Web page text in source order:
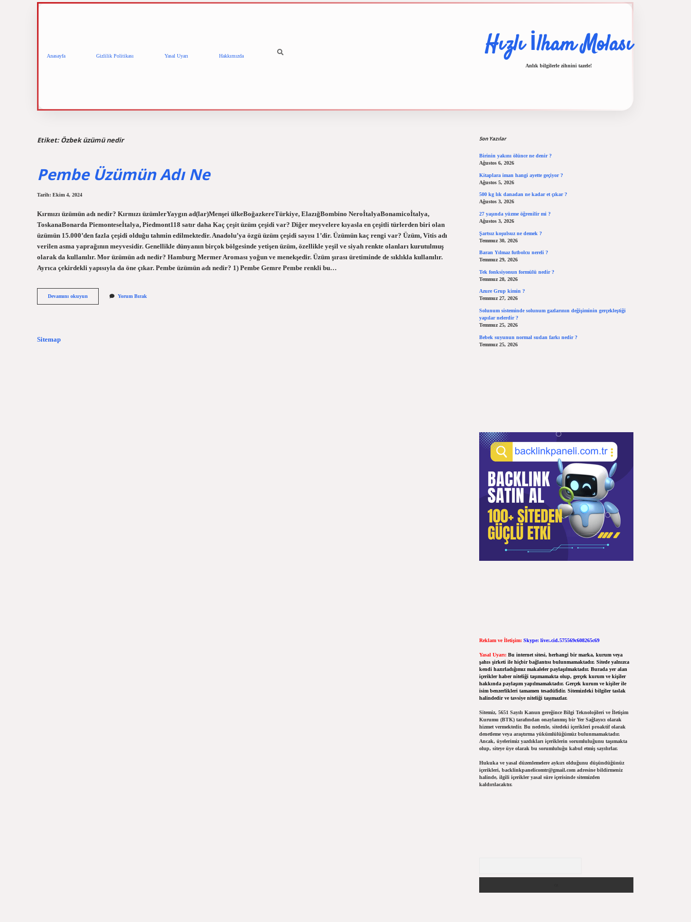
Anasayfa Gizlilik Politikası Yasal Uyarı Hakkımızda Hızlı İlham Molası
Anlık bilgilerle zihnini tazele!
Etiket:Özbek üzümü nedir
Pembe Üzümün Adı Ne
Tarih: Ekim 4, 2024
Kırmızı üzümün adı nedir? Kırmızı üzümlerYaygın ad(lar)Menşei ülkeBoğazkereTürkiye, ElazığBombino NeroİtalyaBonamicoİtalya,
ToskanaBonarda Piemonteseİtalya, Piedmont118 satır daha Kaç çeşit üzüm çeşidi var? Diğer meyvelere kıyasla en çeşitli türlerden biri olan
üzümün 15.000’den fazla çeşidi olduğu tahmin edilmektedir. Anadolu’ya özgü üzüm çeşidi sayısı 1’dir. Üzümün kaç rengi var? Üzüm, Vitis adı
verilen asma yaprağının meyvesidir. Genellikle dünyanın birçok bölgesinde yetişen üzüm, özellikle yeşil ve siyah renkte olanları kurutulmuş
olarak da kullanılır. Mor üzümün adı nedir? Hamburg Mermer Aroması yoğun ve menekşedir. Üzüm şırası üretiminde de sıklıkla kullanılır.
Ayrıca çekirdekli yapısıyla da öne çıkar. Pembe üzümün adı nedir? 1) Pembe Gemre Pembe renkli bu…
Devamını okuyun
Üzümün
Yorum Bırak
Sitemap
Son Yazılar
Birinin yakını ölünce ne denir ?
Ağustos 6, 2026
Kitaplara iman hangi ayette geçiyor ?
Ağustos 5, 2026
500 kg lık danadan ne kadar et çıkar ?
Ağustos 3, 2026
27 yaşında yüzme öğrenilir mi ?
Ağustos 3, 2026
Şartsız koşulsuz ne demek ?
Temmuz 30, 2026
Baran Yılmaz futbolcu nereli ?
Temmuz 29, 2026
Tek fonksiyonun formülü nedir ?
Temmuz 28, 2026
Azure Grup kimin ?
Temmuz 27, 2026
Solunum sisteminde solunum gazlarının değişiminin gerçekleştiği
yapılar nelerdir ?
Temmuz 25, 2026
Bebek suyunun normal sudan farkı nedir ?
Temmuz 25, 2026
Reklam ve İletişim: Skype: live:.cid.575569c608265c69
Yasal Uyarı: Bu internet sitesi, herhangi bir marka, kurum veya
şahıs şirketi ile hiçbir bağlantısı bulunmamaktadır. Sitede yalnızca
kendi hazırladığımız makaleler paylaşılmaktadır. Burada yer alan
içerikler haber niteliği taşımamakta olup, gerçek kurum ve kişiler
hakkında paylaşım yapılmamaktadır. Gerçek kurum ve kişiler ile
isim benzerlikleri tamamen tesadüfidir. Sitemizdeki bilgiler taslak
halindedir ve tavsiye niteliği taşımazlar.
Sitemiz, 5651 Sayılı Kanun gereğince Bilgi Teknolojileri ve İletişim
Kurumu (BTK) tarafından onaylanmış bir Yer Sağlayıcı olarak
hizmet vermektedir. Bu nedenle, sitedeki içerikleri proaktif olarak
denetleme veya araştırma yükümlülüğümüz bulunmamaktadır.
Ancak, üyelerimiz yazdıkları içeriklerin sorumluluğunu taşımakta
olup, siteye üye olarak bu sorumluluğu kabul etmiş sayılırlar.
Hukuka ve yasal düzenlemelere aykırı olduğunu düşündüğünüz
içerikleri, backlinkpanelicomtr@gmail.comadresine bildirmeniz
halinde, ilgili içerikler yasal süre içerisinde sitemizden
kaldırılacaktır.